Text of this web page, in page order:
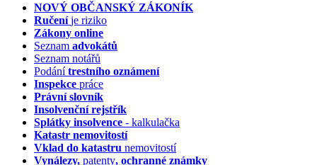
NOVÝ OBČANSKÝ ZÁKONÍK
Ručeníje riziko
Zákony online
Seznam advokátů
Seznam notářů
Podánítrestního oznámení
Inspekce práce
Právní slovník
Insolvenčnírejstřík
Splátky insolvence - kalkulačka
Katastr nemovitostí
Vklad do katastru nemovitostí
Vynálezy, patenty, ochranné známky